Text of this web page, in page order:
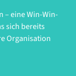
– eine Win-Win-
sich bereits
Organisation